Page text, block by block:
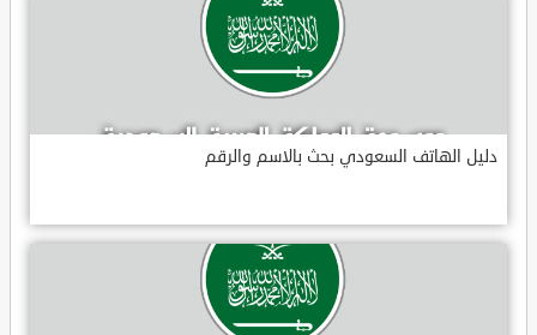
دليل الهاتف السعودي بحث بالاسم والرقم